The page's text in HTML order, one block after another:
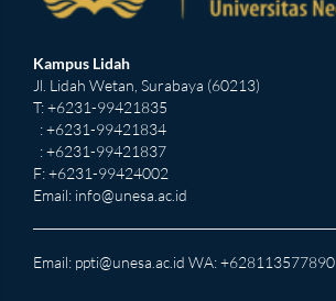
Kampus Lidah
Jl. Lidah Wetan, Surabaya (60213)
T: +6231-99421835
: +6231-99421834
: +6231-99421837
F: +6231-99424002
Email: info@unesa.ac.id
Email: ppti@unesa.ac.id WA: +628113577890